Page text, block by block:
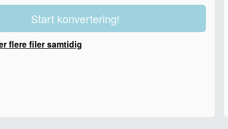
Start konvertering!
flere filer samtidig